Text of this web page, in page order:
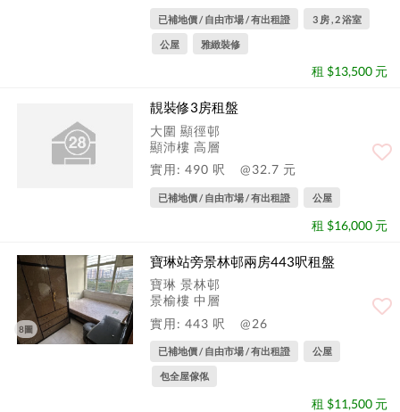
已補地價 / 自由市場 / 有出租證 3 房 , 2 浴室
公屋 雅緻裝修
租 $13,500 元
靚裝修3房租盤
大圍 顯徑邨
顯沛樓 高層
實用: 490 呎
@32.7 元
已補地價 / 自由市場 / 有出租證 公屋
租 $16,000 元
8圖
寶琳站旁景林邨兩房443呎租盤
寶琳 景林邨
景榆樓 中層
實用: 443 呎
@26
已補地價 / 自由市場 / 有出租證 公屋
包全屋傢俬
租 $11,500 元